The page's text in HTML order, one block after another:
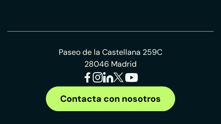
Paseo de la Castellana 259C
28046 Madrid
Contacta con nosotros